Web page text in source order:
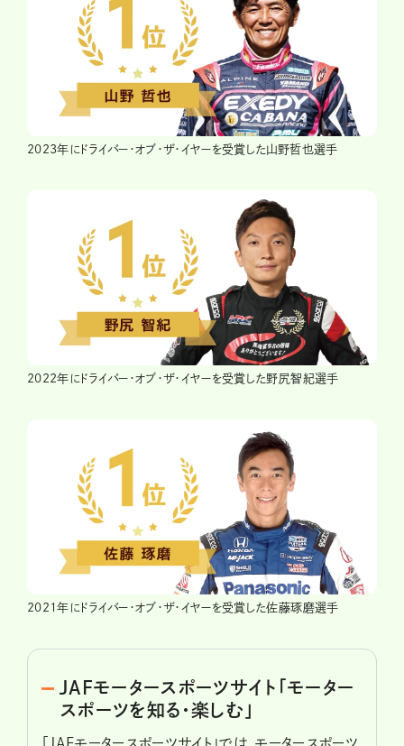
2023年にドライバー・オブ・ザ・イヤーを受賞した山野哲也選手
2022年にドライバー・オブ・ザ・イヤーを受賞した野尻智紀選手
2021年にドライバー・オブ・ザ・イヤーを受賞した佐藤琢磨選手
JAFモータースポーツサイト「モーター
スポーツを知る・楽しむ」